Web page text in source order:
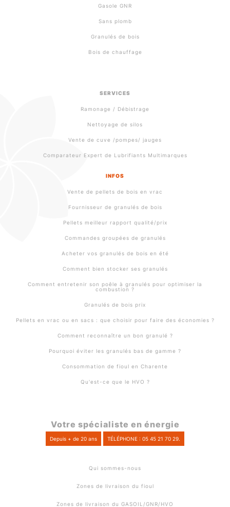
Gasole GNR
Sans plomb
Granulés de bois
Bois de chauffage
SERVICES
Ramonage / Débistrage
Nettoyage de silos
Vente de cuve /pompes/ jauges
Comparateur Expert de Lubrifiants Multimarques
INFOS
Vente de pellets de bois en vrac
Fournisseur de granulés de bois
Pellets meilleur rapport qualité/prix
Commandes groupées de granulés
Acheter vos granulés de bois en été
Comment bien stocker ses granulés
Comment entretenir son poêle à granulés pour optimiser la
combustion ?
Granulés de bois prix
Pellets en vrac ou en sacs : que choisir pour faire des économies ?
Comment reconnaître un bon granulé ?
Pourquoi éviter les granulés bas de gamme ?
Consommation de fioul en Charente
Qu'est-ce que le HVO ?
Votre spécialiste en énergie
Depuis + de 20 ans TÉLÉPHONE : 05 45 21 70 29.
Qui sommes-nous
Zones de livraison du fioul
Zones de livraison du GASOIL/GNR/HVO